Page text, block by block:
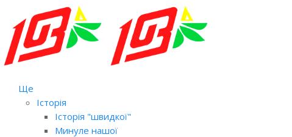
Ще
Історія
Історія "швидкої"
Минуле нашої